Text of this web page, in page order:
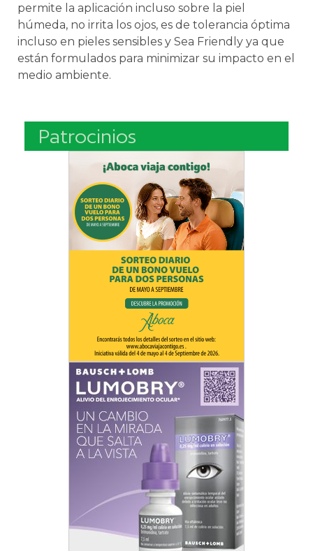
permite la aplicación incluso sobre la piel
húmeda, no irrita los ojos, es de tolerancia óptima
incluso en pieles sensibles y Sea Friendly ya que
están formulados para minimizar su impacto en el
medio ambiente.
Patrocinios